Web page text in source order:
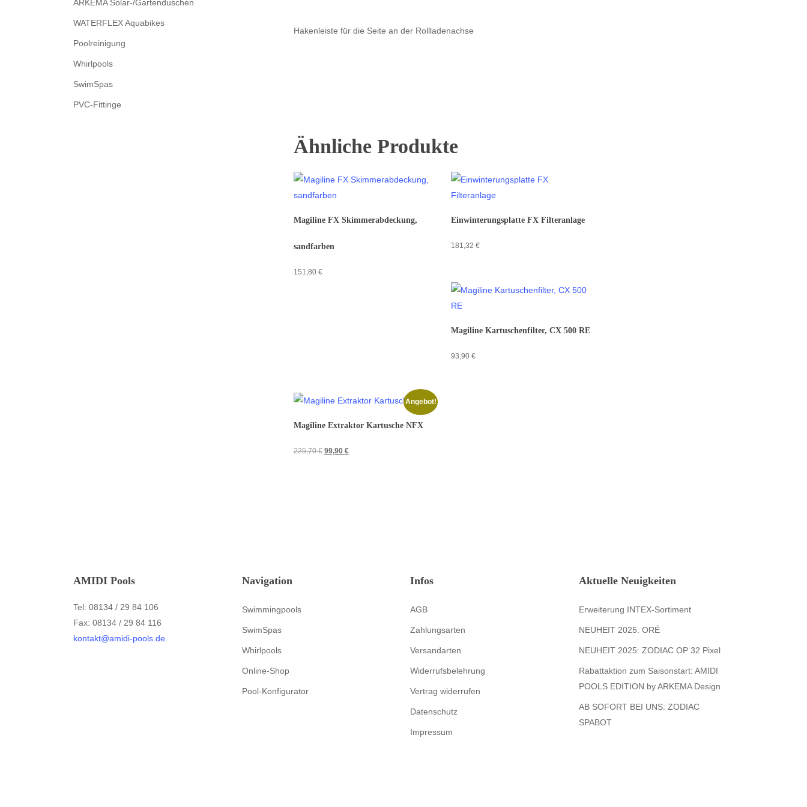
ARKEMA Solar-/Gartenduschen
WATERFLEX Aquabikes
Poolreinigung
Whirlpools
SwimSpas
PVC-Fittinge
Hakenleiste für die Seite an der Rollladenachse
Ähnliche Produkte
Magiline FX Skimmerabdeckung,
sandfarben
151,80 €
Einwinterungsplatte FX Filteranlage
181,32€
Magiline Kartuschenfilter, CX 500 RE
93,90€
Angebot!
Magiline Extraktor Kartusche NFX
225,70€ Ursprünglicher
99,90 €Aktueller
AMIDI Pools
Tel: 08134 / 29 84 106
Fax: 08134 / 29 84 116
kontakt@amidi-pools.de
Navigation
Swimmingpools
SwimSpas
Whirlpools
Online-Shop
Pool-Konfigurator
Infos
AGB
Zahlungsarten
Versandarten
Widerrufsbelehrung
Vertrag widerrufen
Datenschutz
Impressum
Aktuelle Neuigkeiten
Erweiterung INTEX-Sortiment
NEUHEIT 2025: ORÉ
NEUHEIT 2025: ZODIAC OP 32 Pixel
Rabattaktion zum Saisonstart: AMIDI
POOLS EDITION by ARKEMA Design
AB SOFORT BEI UNS: ZODIAC
SPABOT